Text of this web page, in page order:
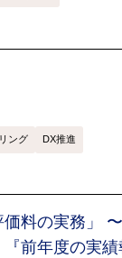
ング DX推進
料の実務」
前年度の実